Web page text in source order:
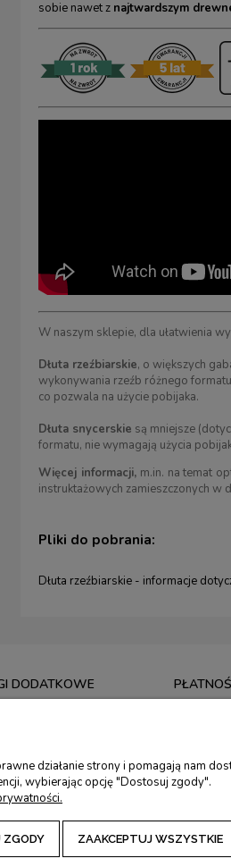
sobie nawet z najtwardszym
W naszym sklepie, dla ułatwienia
Dłuta rzeźbiarskie, o większych
wykonywania rzeźb różnego
co pozwala na użycie pobijaka.
Dłuta snycerskie są mniejsze
formatu, nie wymagają użycia
Więcej informacji,m.in. na temat
instruktażowych zamieszczonych w
Pliki do pobrania:
Dłuta rzeźbiarskie - informacje
DODATKOWE
OSTRZ. TORMEK
RZEŹBIARSKIE
FORMY
ZAKUPY
DOTACJE
działanie strony i pomagają nam
wybierając opcję "Dostosuj zgody".
ZGODY ZAAKCEPTUJ WSZYSTKIE